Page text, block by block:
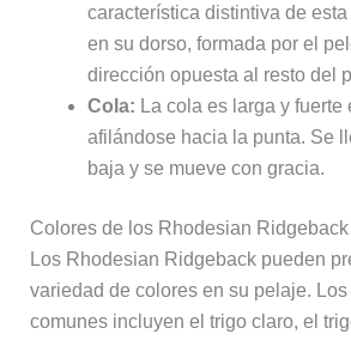
característica distintiva de
en su dorso, formada por el
dirección opuesta al resto del
Cola: La cola es larga y fuerte
afilándose hacia la punta. Se
baja y se mueve con gracia.
Colores de los Rhodesian Ridgeback
Los Rhodesian Ridgeback pueden
variedad de colores en su pelaje.
comunes incluyen el trigo claro, el